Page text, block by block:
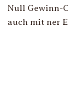
Null Gewinn-
auch mit ner